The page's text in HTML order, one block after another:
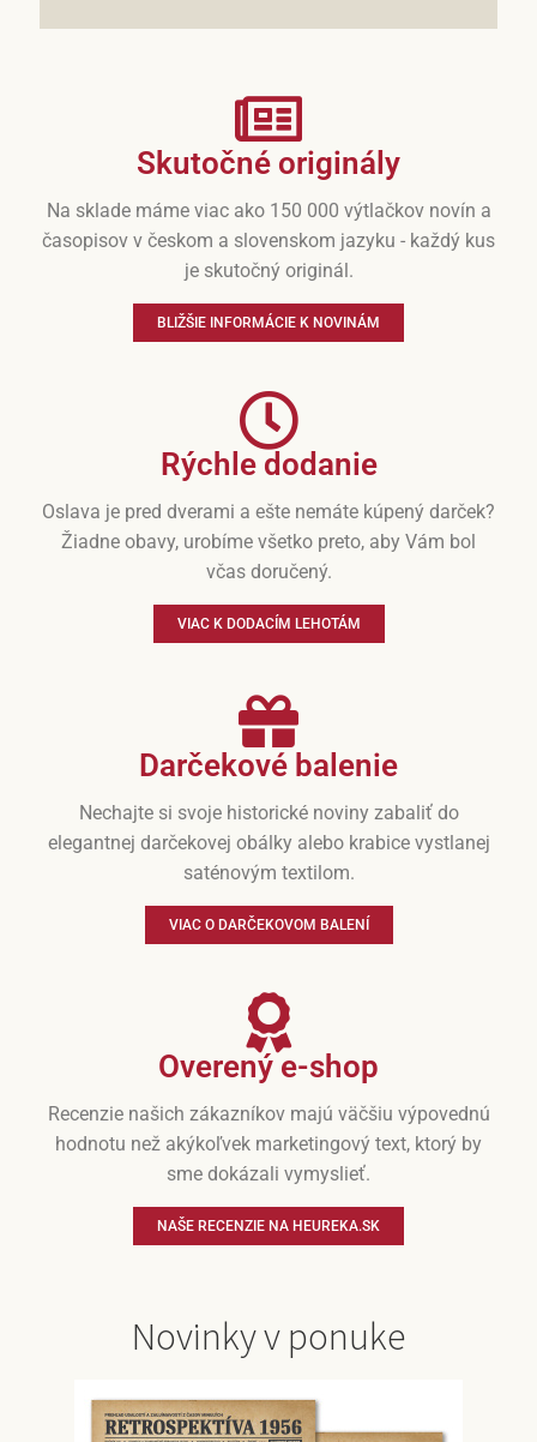
Skutočné originály
Na sklade máme viac ako 150 000 výtlačkov novín a
časopisov v českom a slovenskom jazyku - každý kus
je skutočný originál.
BLIŽŠIE INFORMÁCIE K NOVINÁM
Rýchle dodanie
Oslava je pred dverami a ešte nemáte kúpený darček?
Žiadne obavy, urobíme všetko preto, aby Vám bol
včas doručený.
VIAC K DODACÍM LEHOTÁM
Darčekové balenie
Nechajte si svoje historické noviny zabaliť do
elegantnej darčekovej obálky alebo krabice vystlanej
saténovým textilom.
VIAC O DARČEKOVOM BALENÍ
Overený e-shop
Recenzie našich zákazníkov majú väčšiu výpovednú
hodnotu než akýkoľvek marketingový text, ktorý by
sme dokázali vymyslieť.
NAŠE RECENZIE NA HEUREKA.SK
Novinky v ponuke